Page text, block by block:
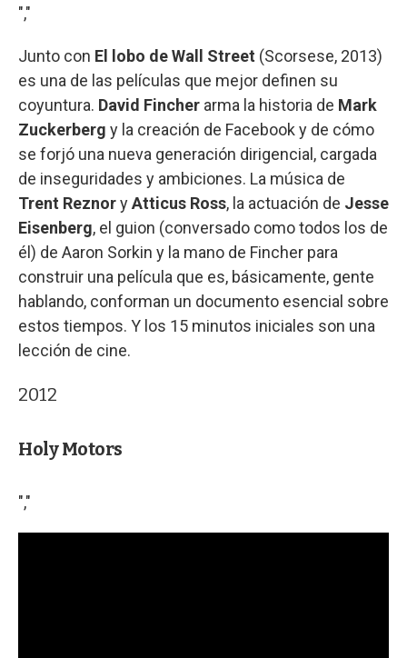
","
Junto con El lobo de Wall Street (Scorsese, 2013)
es una de las películas que mejor definen su
coyuntura. David Fincher arma la historia de Mark
Zuckerberg y la creación de Facebook y de cómo
se forjó una nueva generación dirigencial, cargada
de inseguridades y ambiciones. La música de
Trent ReznoryAtticus Ross, la actuación de Jesse
Eisenberg, el guion (conversado como todos los de
él) de Aaron Sorkin y la mano de Fincher para
construir una película que es, básicamente, gente
hablando, conforman un documento esencial sobre
estos tiempos. Y los 15 minutos iniciales son una
lección de cine.
2012
Holy Motors
","